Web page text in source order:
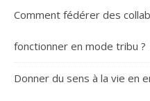
Comment fédérer des
fonctionner en mode tribu ?
Donner du sens à la vie en